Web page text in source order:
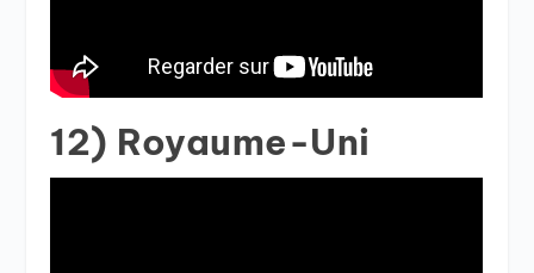
12) Royaume-Uni